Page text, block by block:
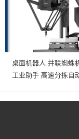
桌面机器人 并联蜘蛛
工业助手 高速分拣自